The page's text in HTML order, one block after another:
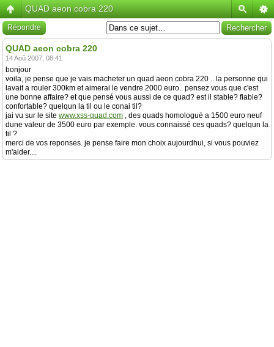
QUAD aeon cobra 220
Répondre
QUAD aeon cobra 220
14 Aoû 2007, 08:41
bonjour
voila, je pense que je vais macheter un quad aeon cobra 220 .. la personne qui
lavait a rouler 300km et aimerai le vendre 2000 euro.. pensez vous que c'est
une bonne affaire? et que pensé vous aussi de ce quad? est il stable? fiable?
confortable? quelqun la til ou le conai til?
jai vu sur le site www.xss-quad.com , des quads homologué a 1500 euro neuf
dune valeur de 3500 euro par exemple. vous connaissé ces quads? quelqun la
til ?
merci de vos reponses. je pense faire mon choix aujourdhui, si vous pouviez
m'aider....